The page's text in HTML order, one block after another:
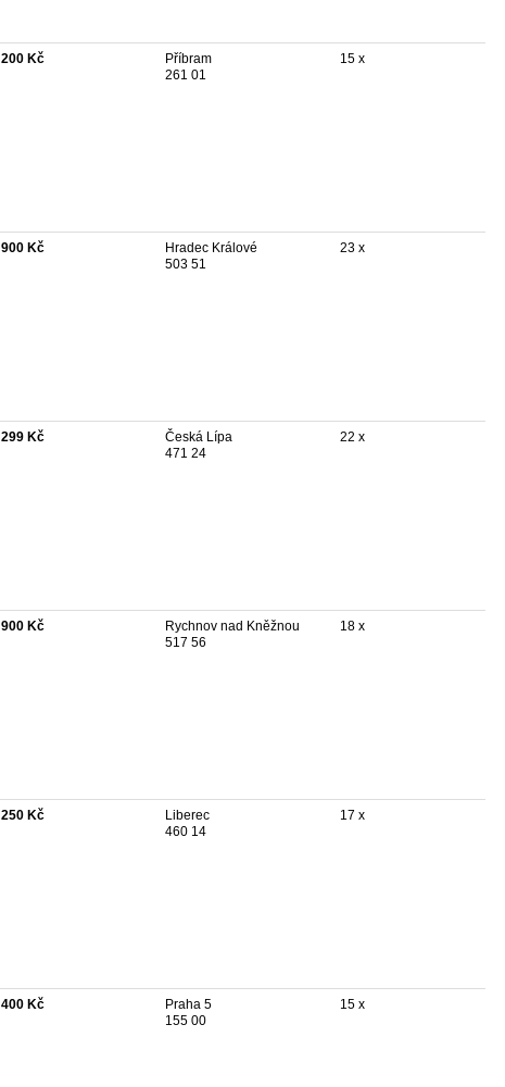
200 Kč
Příbram
261 01
15 x
900 Kč
Hradec Králové
503 51
23 x
299 Kč
Česká Lípa
471 24
22 x
900 Kč
Rychnov nad Kněžnou
517 56
18 x
250 Kč
Liberec
460 14
17 x
400 Kč
Praha 5
155 00
15 x